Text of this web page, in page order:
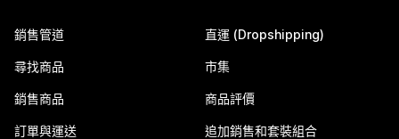
銷售管道
尋找商品
銷售商品
訂單與運送
直運 (Dropshipping)
市集
商品評價
追加銷售和套裝組合